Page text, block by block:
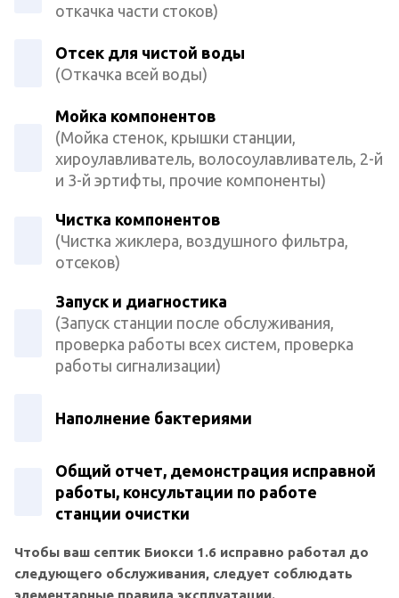
откачка части стоков)
Отсек для чистой воды
(Откачка всей воды)
Мойка компонентов
(Мойка стенок, крышки станции,
хироулавливатель, волосоулавливатель, 2-й
и 3-й эртифты, прочие компоненты)
Чистка компонентов
(Чистка жиклера, воздушного фильтра,
отсеков)
Запуск и диагностика
(Запуск станции после обслуживания,
проверка работы всех систем, проверка
работы сигнализации)
Наполнение бактериями
Общий отчет, демонстрация исправной
работы, консультации по работе
станции очистки
Чтобы ваш септик Биокси 1.6 исправно работал до
следующего обслуживания, следует соблюдать
элементарные правила эксплуатации.